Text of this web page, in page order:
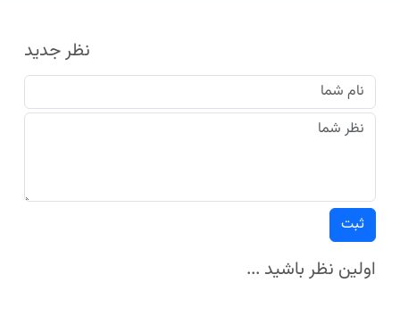
نظر جدید
ثبت
اولین نظر باشید ...